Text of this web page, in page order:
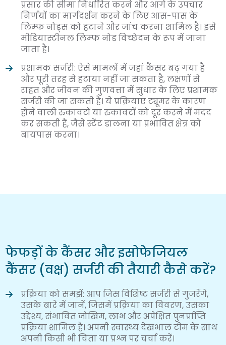
प्रसार की सीमा निर्धारित करने और आगे के उपचार
निर्णयों का मार्गदर्शन करने के लिए आस-पास के
लिम्फ नोड्स को हटाने और जांच करना शामिल है। इसे
मीडियास्टीनल लिम्फ नोड विच्छेदन के रूप में जाना
जाता है।
प्रशामक सर्जरी: ऐसे मामलों में जहां कैंसर बढ़ गया है
और पूरी तरह से हटाया नहीं जा सकता है, लक्षणों से
राहत और जीवन की गुणवत्ता में सुधार के लिए प्रशामक
सर्जरी की जा सकती है। ये प्रक्रियाएं ट्यूमर के कारण
होने वाली रुकावटों या रुकावटों को दूर करने में मदद
कर सकती हैं, जैसे स्टेंट डालना या प्रभावित क्षेत्र को
बायपास करना।
फेफड़ों के कैंसर और इसोफेजियल
कैंसर (वक्ष) सर्जरी की तैयारी कैसे करें?
प्रक्रिया को समझें: आप जिस विशिष्ट सर्जरी से गुजरेंगे,
उसके बारे में जानें, जिसमें प्रक्रिया का विवरण, उसका
उद्देश्य, संभावित जोखिम, लाभ और अपेक्षित पुनर्प्राप्ति
प्रक्रिया शामिल है। अपनी स्वास्थ्य देखभाल टीम के साथ
अपनी किसी भी चिंता या प्रश्न पर चर्चा करें।